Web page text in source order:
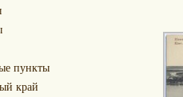
пункты
край